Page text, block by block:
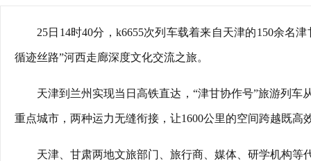
25日14时40分，k6655次列车载着来自天津的150余名
循迹丝路”河西走廊深度文化交流之旅。
天津到兰州实现当日高铁直达，“津甘协作号”旅游列
重点城市，两种运力无缝衔接，让1600公里的空间跨越既高
天津、甘肃两地文旅部门、旅行商、媒体、研学机构